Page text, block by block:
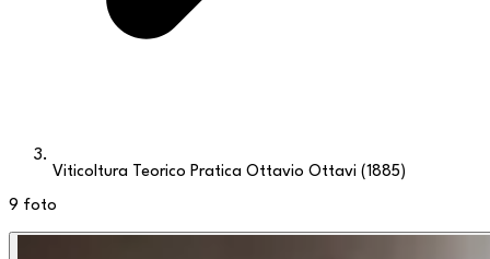
Viticoltura Teorico Pratica Ottavio Ottavi (1885)
9 foto